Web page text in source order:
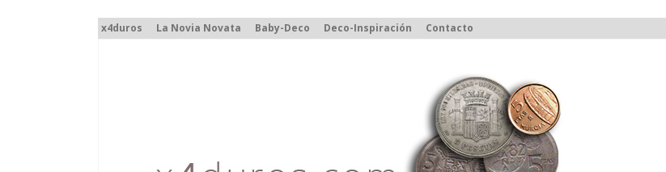
x4duros La Novia Novata Baby-Deco Deco-Inspiración Contacto